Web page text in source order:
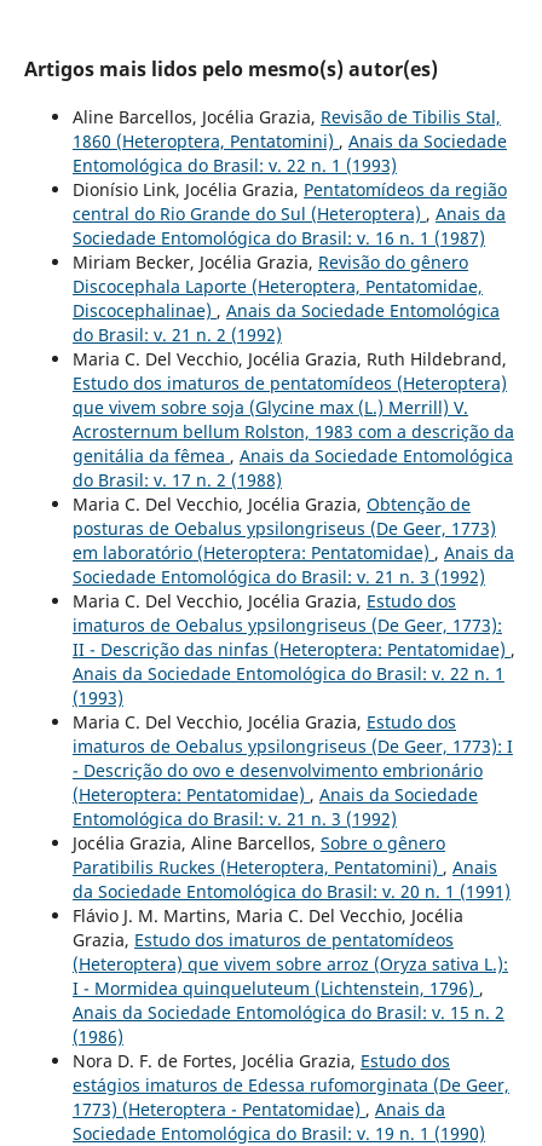
Artigos mais lidos pelo mesmo(s) autor(es)
Aline Barcellos, Jocélia Grazia, Revisão de Tibilis Stal,
1860 (Heteroptera, Pentatomini) , Anais da Sociedade
Entomológica do Brasil: v. 22 n. 1 (1993)
Dionísio Link, Jocélia Grazia, Pentatomídeos da região
central do Rio Grande do Sul (Heteroptera) , Anais da
Sociedade Entomológica do Brasil: v. 16 n. 1 (1987)
Miriam Becker, Jocélia Grazia, Revisão do gênero
Discocephala Laporte (Heteroptera, Pentatomidae,
Discocephalinae) , Anais da Sociedade Entomológica
do Brasil: v. 21 n. 2 (1992)
Maria C. Del Vecchio, Jocélia Grazia, Ruth Hildebrand,
Estudo dos imaturos de pentatomídeos (Heteroptera)
que vivem sobre soja (Glycine max (L.) Merrill) V.
Acrosternum bellum Rolston, 1983 com a descrição da
genitália da fêmea , Anais da Sociedade Entomológica
do Brasil: v. 17 n. 2 (1988)
Maria C. Del Vecchio, Jocélia Grazia, Obtenção de
posturas de Oebalus ypsilongriseus (De Geer, 1773)
em laboratório (Heteroptera: Pentatomidae) , Anais da
Sociedade Entomológica do Brasil: v. 21 n. 3 (1992)
Maria C. Del Vecchio, Jocélia Grazia, Estudo dos
imaturos de Oebalus ypsilongriseus (De Geer, 1773):
II - Descrição das ninfas (Heteroptera: Pentatomidae) ,
Anais da Sociedade Entomológica do Brasil: v. 22 n. 1
(1993)
Maria C. Del Vecchio, Jocélia Grazia, Estudo dos
imaturos de Oebalus ypsilongriseus (De Geer, 1773): I
- Descrição do ovo e desenvolvimento embrionário
(Heteroptera: Pentatomidae) , Anais da Sociedade
Entomológica do Brasil: v. 21 n. 3 (1992)
Jocélia Grazia, Aline Barcellos, Sobre o gênero
Paratibilis Ruckes (Heteroptera, Pentatomini) , Anais
da Sociedade Entomológica do Brasil: v. 20 n. 1 (1991)
Flávio J. M. Martins, Maria C. Del Vecchio, Jocélia
Grazia, Estudo dos imaturos de pentatomídeos
(Heteroptera) que vivem sobre arroz (Oryza sativa L.):
I - Mormidea quinqueluteum (Lichtenstein, 1796) ,
Anais da Sociedade Entomológica do Brasil: v. 15 n. 2
(1986)
Nora D. F. de Fortes, Jocélia Grazia, Estudo dos
estágios imaturos de Edessa rufomorginata (De Geer,
1773) (Heteroptera - Pentatomidae) , Anais da
Sociedade Entomológica do Brasil: v. 19 n. 1 (1990)